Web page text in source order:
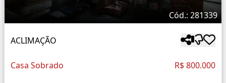
Cód.: 281339
ACLIMAÇÃO
Casa Sobrado R$ 800.000